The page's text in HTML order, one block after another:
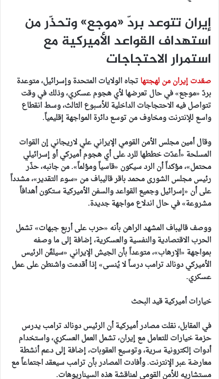
إيران تتوعد بردّ «موجع» وتحذّر من
استهداف القواعد الأميركية مع
استمرار الاحتجاجات
صعّدت إيران من لهجتهاتجاه الولايات المتحدة وإسرائيل، متوعدة
بردّ «موجع» في حال تعرضها لأي هجوم عسكري، وذلك في وقت
تتواصل فيه الاحتجاجات الداخلية للأسبوع الثالث، وسط انقطاع
واسع للإنترنت ومخاوف من توسع دائرة المواجهة إقليمياً.
وقال أمين مجلس الأمن القومي الإيراني علي لاريجاني إن القوات
المسلحة «أعدّت خططها للرد على أي هجوم أميركي أو إسرائيلي
محتمل»، مؤكداً أن الرد سيكون «قاسياً ومؤلماً». من جانبه، حذّر
رئيس مجلس الشورى محمد باقر قاليباف من «سوء التقدير»، مشدداً
على أن «إسرائيل وجميع القواعد والسفن الأميركية ستكون أهدافاً
مشروعة» في حال اندلاع مواجهة جديدة.
ووصف قاليباف المشهد الراهن بأنه «حرب على أربع جبهات» تشمل
الحرب الاقتصادية والنفسية والعسكرية، إضافة إلى ما وصفه
بمواجهة «الإرهاب»، متوعداً بأن الجيش الإيراني «سيلقّن الرئيس
الأميركي دونالد ترامب درساً لا يُنسى» إذا أقدمت واشنطن على عمل
عسكري.
خيارات أميركية قيد البحث
في المقابل، نقلت مصادر أميركية أن الرئيس دونالد ترامب يدرس
حزمة خيارات للتعامل مع إيران، تشمل العمل العسكري، واستخدام
أدوات إلكترونية سرية، وتوسيع العقوبات، إضافة إلى دعم أنشطة
معارضة عبر الإنترنت. وأفادت المصادر بأن ترامب سيعقد اجتماعاً مع
مستشاريه للأمن القومي لمناقشة هذه السيناريوهات.